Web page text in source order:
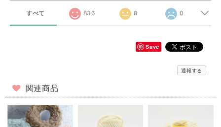
すべて 836 8 0
Save
通報する
関連商品